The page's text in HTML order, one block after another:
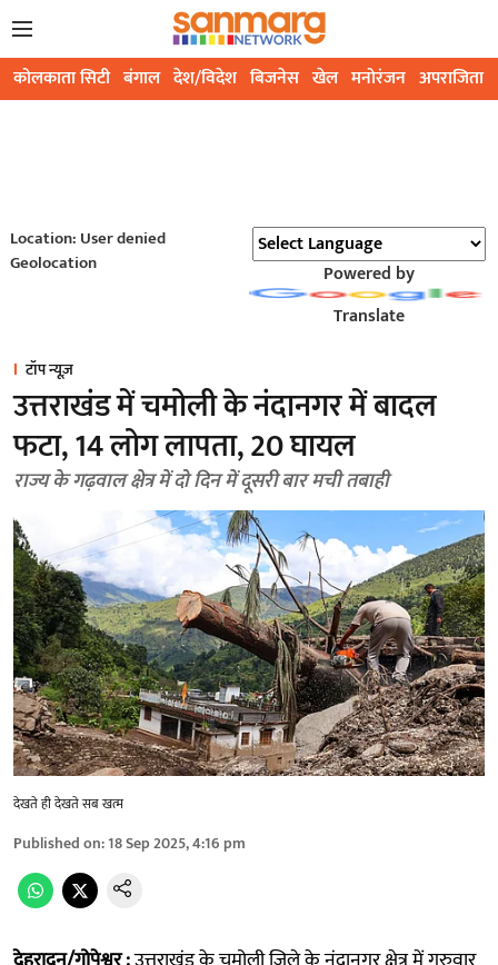
कोलकाता सिटी बंगाल देश/विदेश बिजनेस खेल मनोरंजन अपराजिता
Location: User denied
Geolocation
Powered by
Translate
टॉप न्यूज़
उत्तराखंड में चमोली के नंदानगर में बादल
फटा, 14 लोग लापता, 20 घायल
राज्य के गढ़वाल क्षेत्र में दो दिन में दूसरी बार मची तबाही
देखते ही देखते सब खत्म
Published on:18 Sep 2025, 4:16 pm